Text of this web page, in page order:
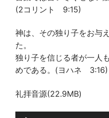
(2コリント 9:15)
神は、その独り子をお与
た。
独り子を信じる者が一人
めである。(ヨハネ 3:16)
礼拝音源(22.9MB)